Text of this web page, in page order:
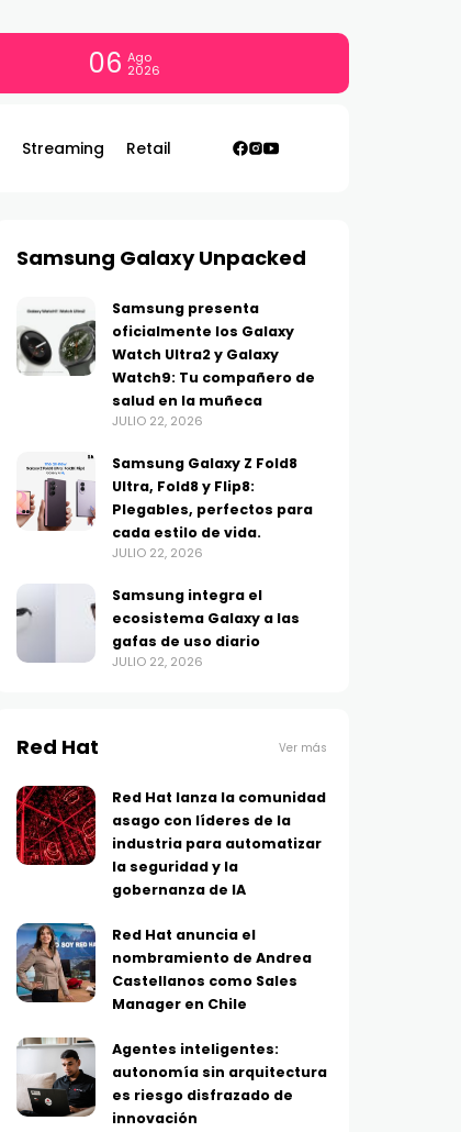
06 Ago
2026
Streaming Retail
Samsung Galaxy Unpacked
Samsung presenta
oficialmente los Galaxy
Watch Ultra2 y Galaxy
Watch9: Tu compañero de
salud en la muñeca
JULIO 22, 2026
Samsung Galaxy Z Fold8
Ultra, Fold8 y Flip8:
Plegables, perfectos para
cada estilo de vida.
JULIO 22, 2026
Samsung integra el
ecosistema Galaxy a las
gafas de uso diario
JULIO 22, 2026
Red Hat Ver más
Red Hat lanza la comunidad
asago con líderes de la
industria para automatizar
la seguridad y la
gobernanza de IA
Red Hat anuncia el
nombramiento de Andrea
Castellanos como Sales
Manager en Chile
Agentes inteligentes:
autonomía sin arquitectura
es riesgo disfrazado de
innovación